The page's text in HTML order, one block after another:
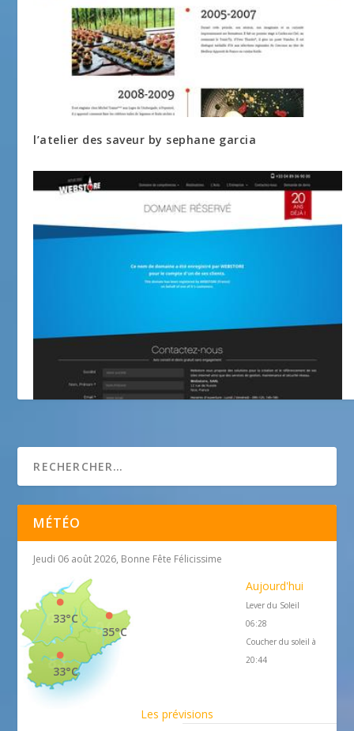
l’atelier des saveur by sephane garcia
MÉTÉO
Jeudi 06 août 2026, Bonne Fête Félicissime
35°C
33°C
33°C
Aujourd'hui
Lever du Soleil
06:28
Coucher du soleil à
20:44
Les prévisions